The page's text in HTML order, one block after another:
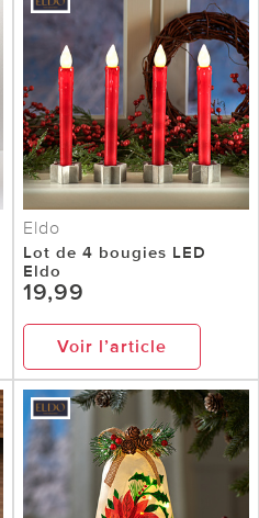
Eldo
Lot de 4 bougies LED
Eldo
19,99
Voir l’article